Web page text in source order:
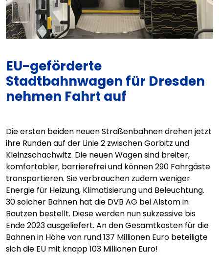
EU-geförderte
Stadtbahnwagen für Dresden
nehmen Fahrt auf
Die ersten beiden neuen Straßenbahnen drehen jetzt
ihre Runden auf der Linie 2 zwischen Gorbitz und
Kleinzschachwitz. Die neuen Wagen sind breiter,
komfortabler, barrierefrei und können 290 Fahrgäste
transportieren. Sie verbrauchen zudem weniger
Energie für Heizung, Klimatisierung und Beleuchtung.
30 solcher Bahnen hat die DVB AG bei Alstom in
Bautzen bestellt. Diese werden nun sukzessive bis
Ende 2023 ausgeliefert. An den Gesamtkosten für die
Bahnen in Höhe von rund 137 Millionen Euro beteiligte
sich die EU mit knapp 103 Millionen Euro!